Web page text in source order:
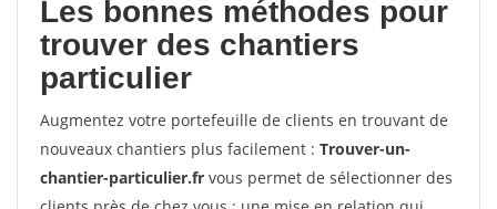
Les bonnes méthodes pour
trouver des chantiers
particulier
Augmentez votre portefeuille de clients en trouvant de
nouveaux chantiers plus facilement : Trouver-un-
chantier-particulier.fr vous permet de sélectionner des